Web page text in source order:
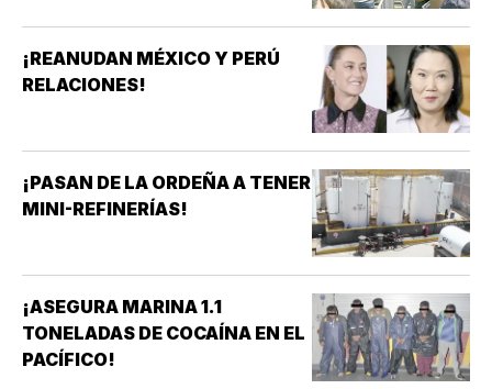
¡REANUDAN MÉXICO Y PERÚ
RELACIONES!
¡PASAN DE LA ORDEÑA A TENER
MINI-REFINERÍAS!
¡ASEGURA MARINA 1.1
TONELADAS DE COCAÍNA EN EL
PACÍFICO!